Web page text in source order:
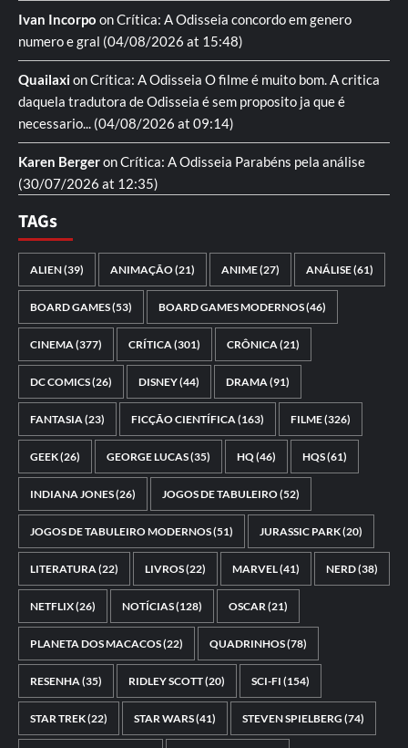
Ivan Incorpo onCrítica: A Odisseia concordo em genero
numero e gral (04/08/2026 at 15:48)
QuailaxionCrítica: A Odisseia O filme é muito bom. A critica
daquela tradutora de Odisseia é sem proposito ja que é
necessario... (04/08/2026 at 09:14)
Karen BergeronCrítica: A Odisseia Parabéns pela análise
(30/07/2026 at 12:35)
TAGs
ALIEN(39) ANIMAÇÃO(21) ANIME(27) ANÁLISE(61)
BOARD GAMES(53) BOARD GAMES MODERNOS(46)
CINEMA(377) CRÍTICA(301) CRÔNICA(21)
DC COMICS(26) DISNEY(44) DRAMA(91)
FANTASIA(23) FICÇÃO CIENTÍFICA(163) FILME(326)
GEEK(26) GEORGE LUCAS(35) HQ(46) HQS(61)
INDIANA JONES(26) JOGOS DE TABULEIRO(52)
JOGOS DE TABULEIRO MODERNOS(51) JURASSIC PARK(20)
LITERATURA(22) LIVROS(22) MARVEL(41) NERD(38)
NETFLIX(26) NOTÍCIAS(128) OSCAR(21)
PLANETA DOS MACACOS(22) QUADRINHOS(78)
RESENHA(35) RIDLEY SCOTT(20) SCI-FI (154)
STAR TREK(22) STAR WARS(41) STEVEN SPIELBERG (74)